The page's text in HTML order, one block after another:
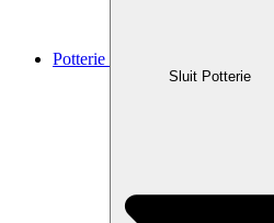
Potterie
Sluit Potterie